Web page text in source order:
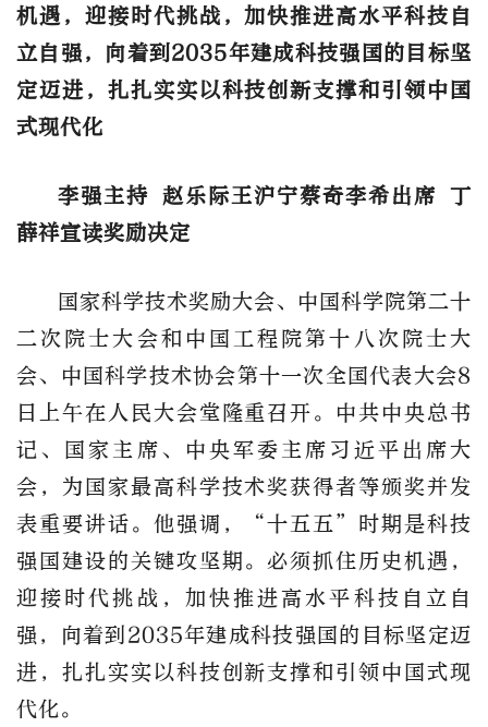
机遇，迎接时代挑战，加快推进高水平科技自
立自强，向着到2035年建成科技强国的目标坚
定迈进，扎扎实实以科技创新支撑和引领中国
式现代化
李强主持 赵乐际王沪宁蔡奇李希出席 丁
薛祥宣读奖励决定
国家科学技术奖励大会、中国科学院第二十
二次院士大会和中国工程院第十八次院士大
会、中国科学技术协会第十一次全国代表大会8
日上午在人民大会堂隆重召开。中共中央总书
记、国家主席、中央军委主席习近平出席大
会，为国家最高科学技术奖获得者等颁奖并发
表重要讲话。他强调，“十五五”时期是科技
强国建设的关键攻坚期。必须抓住历史机遇，
迎接时代挑战，加快推进高水平科技自立自
强，向着到2035年建成科技强国的目标坚定迈
进，扎扎实实以科技创新支撑和引领中国式现
代化。